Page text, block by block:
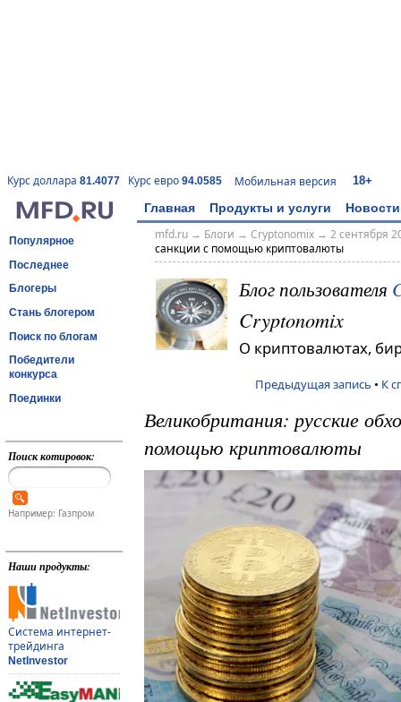
Курс доллара 81.4077 Курс евро 94.0585 Мобильная версия 18+
Главная Продукты и услуги Новости
Популярное
Последнее
Блогеры
Стань блогером
Поиск по блогам
Победители
конкурса
Поединки
Поиск котировок:
Например: Газпром
Наши продукты:
Система интернет-
трейдинга
NetInvestor
mfd.ru→ Блоги → Cryptonomix→ 2 сентября
санкции с помощью криптовалюты
Блог пользователя
Cryptonomix
О криптовалютах,
Предыдущая запись • К
Великобритания: русские
помощью криптовалюты